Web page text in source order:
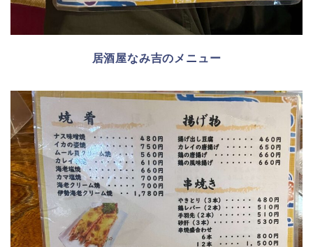
居酒屋なみ吉のメニュー